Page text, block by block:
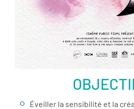
Éveiller la sensibilité et la